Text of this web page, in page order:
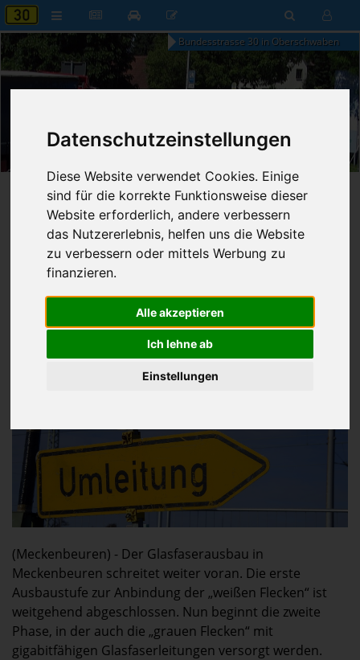
Datenschutzeinstellungen
Diese Website verwendet Cookies. Einige
sind für die korrekte Funktionsweise dieser
Website erforderlich, andere verbessern
das Nutzererlebnis, helfen uns die Website
zu verbessern oder mittels Werbung zu
finanzieren.
Alle akzeptieren
Ich lehne ab
Einstellungen
Bundesstrasse 30 in Oberschwaben
13:09
Startseite» B30 aktuell»Nachrichten
18.03.2025 - 20:57 Uhr
Franz Fischer
Nr. 8920
738
Breitbandausbau in Meckenbeuren:
Zweite Ausbaustufe gestartet
(Meckenbeuren) - Der Glasfaserausbau in
Meckenbeuren schreitet weiter voran. Die erste
Ausbaustufe zur Anbindung der „weißen Flecken“ ist
weitgehend abgeschlossen. Nun beginnt die zweite
Phase, in der auch die „grauen Flecken“ mit
gigabitfähigen Glasfaserleitungen versorgt werden.